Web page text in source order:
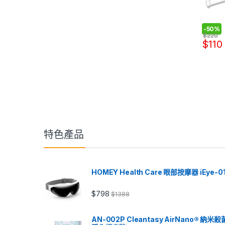
-50%
$110
$220
特色產品
HOMEY Health Care 眼部按摩器 iEye-
$798 $1388
AN-002P Cleantasy AirNano® 納米殺